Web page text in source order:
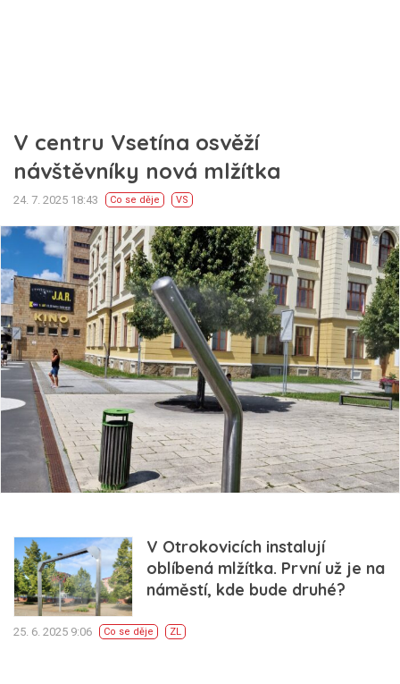
V centru Vsetína osvěží
návštěvníky nová mlžítka
24. 7. 2025 18:43 Co se děje VS
V Otrokovicích instalují
oblíbená mlžítka. První už je na
náměstí, kde bude druhé?
25. 6. 2025 9:06 Co se děje ZL